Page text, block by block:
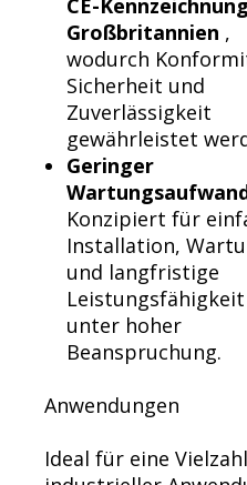
CE-
Großbritannien ,
wodurch
Sicherheit und
Zuverlässigkeit
gewährleistet
Geringer
Konzipiert für
Installation,
und langfristige
unter hoher
Beanspruchung.
Anwendungen
Ideal für eine Vielzahl